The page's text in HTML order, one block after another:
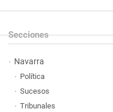
Secciones
Navarra
Política
Sucesos
Tribunales